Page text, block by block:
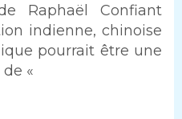
Raphaël Confiant
indienne, chinoise
pourrait être une
«